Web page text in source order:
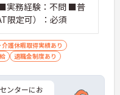
実務経験：不問 ■普
限定可）：必須
護休暇取得実績あり
退職金制度あり
ンターにお